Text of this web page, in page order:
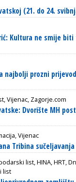
(21. do 24.
Kultura ne smije
najbolji prozni
Vijenac, Zagorje.com
Dvorište MH
Vijenac
Tribina
list, HINA, HRT,
list